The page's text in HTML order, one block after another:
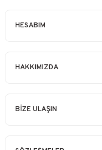
HESABIM
HAKKIMIZDA
BİZE ULAŞIN